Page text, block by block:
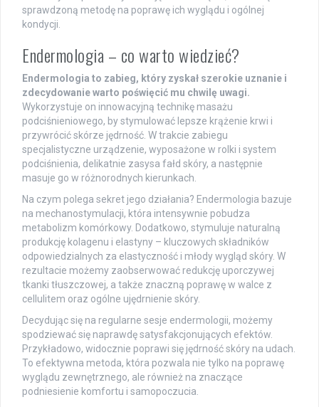
sprawdzoną metodę na poprawę ich wyglądu i ogólnej
kondycji.
Endermologia – co warto wiedzieć?
Endermologia to zabieg, który zyskał szerokie uznanie i
zdecydowanie warto poświęcić mu chwilę uwagi.
Wykorzystuje on innowacyjną technikę masażu
podciśnieniowego, by stymulować lepsze krążenie krwi i
przywrócić skórze jędrność. W trakcie zabiegu
specjalistyczne urządzenie, wyposażone w rolki i system
podciśnienia, delikatnie zasysa fałd skóry, a następnie
masuje go w różnorodnych kierunkach.
Na czym polega sekret jego działania? Endermologia bazuje
na mechanostymulacji, która intensywnie pobudza
metabolizm komórkowy. Dodatkowo, stymuluje naturalną
produkcję kolagenu i elastyny – kluczowych składników
odpowiedzialnych za elastyczność i młody wygląd skóry. W
rezultacie możemy zaobserwować redukcję uporczywej
tkanki tłuszczowej, a także znaczną poprawę w walce z
cellulitem oraz ogólne ujędrnienie skóry.
Decydując się na regularne sesje endermologii, możemy
spodziewać się naprawdę satysfakcjonujących efektów.
Przykładowo, widocznie poprawi się jędrność skóry na udach.
To efektywna metoda, która pozwala nie tylko na poprawę
wyglądu zewnętrznego, ale również na znaczące
podniesienie komfortu i samopoczucia.